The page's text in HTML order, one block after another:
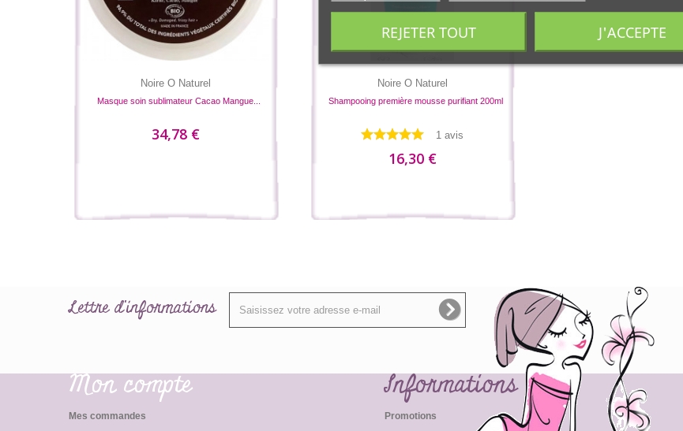
Noire O Naturel
Masque soin sublimateur Cacao Mangue...
34,78 €
Noire O Naturel
Shampooing première mousse purifiant 200ml
1 avis
16,30 €
REJETER TOUT J'ACCEPTE
Lettre d'informations
Mon compte
Mes commandes
Informations
Promotions